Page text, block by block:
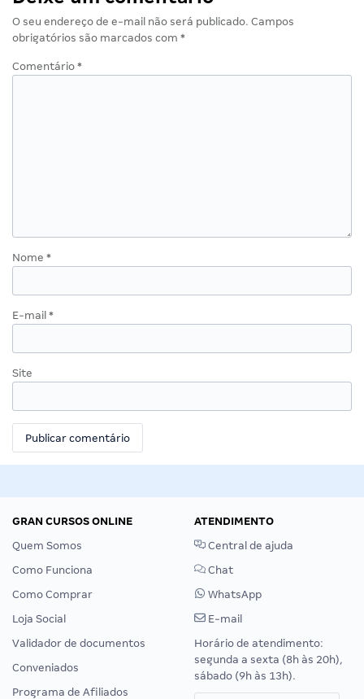
O seu endereço de e-mail não será publicado. Campos
obrigatórios são marcados com *
Comentário *
Nome *
E-mail *
Site
GRAN CURSOS ONLINE
Quem Somos
Como Funciona
Como Comprar
Loja Social
Validador de documentos
Conveniados
Programa de Afiliados
ATENDIMENTO
Central de ajuda
Chat
WhatsApp
E-mail
Horário de atendimento:
segunda a sexta (8h às 20h),
sábado (9h às 13h).